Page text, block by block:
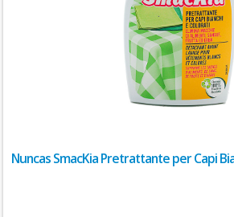
Nuncas SmacKia Pretrattante per Capi